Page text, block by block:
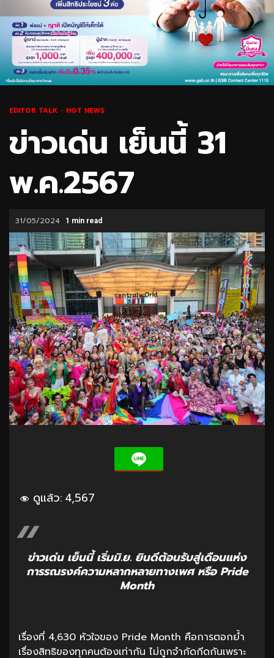
EDITOR TALK HOT NEWS
ข่าวเด่น เย็นนี้ 31
พ.ค.2567
31/05/2024 1 min read
ดูแล้ว: 4,567
ข่าวเด่น เย็นนี้ เริ่มมิ.ย. ยินดีต้อนรับสู่เดือนแห่ง
การรณรงค์ความหลากหลายทางเพศ หรือ Pride
Month
เรื่องที่ 4,630 หัวใจของ Pride Month คือการตอกย้ำ
เรื่องสิทธิของทุกคนต้องเท่ากัน ไม่ถูกจำกัดกีดกันเพราะ